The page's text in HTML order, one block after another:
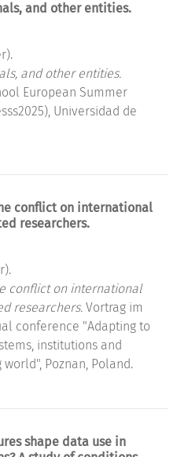
and other entities.
and other entities.
European Summer
Universidad de
conflict on international
researchers.
conflict on international
researchers. Vortrag im
conference "Adapting to
institutions and
Poznan, Poland.
shape data use in